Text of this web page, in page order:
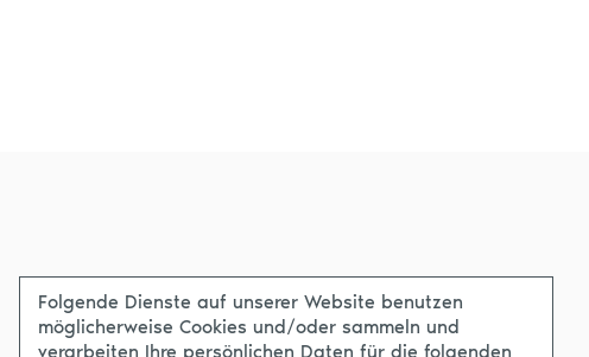
Folgende Dienste auf unserer Website benutzen
möglicherweise Cookies und/oder sammeln und
verarbeiten Ihre persönlichen Daten für die folgenden